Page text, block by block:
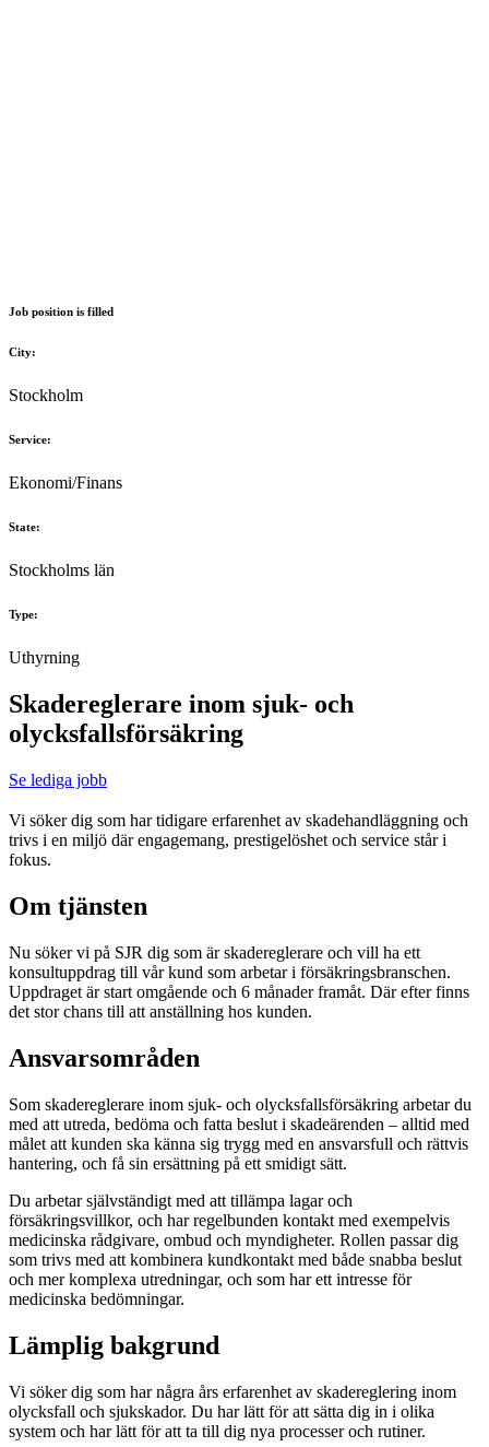
Job position is filled
City:
Stockholm
Service:
Ekonomi/Finans
State:
Stockholms län
Type:
Uthyrning
Skadereglerare inom sjuk- och
olycksfallsförsäkring
Se lediga jobb
Vi söker dig som har tidigare erfarenhet av skadehandläggning och
trivs i en miljö där engagemang, prestigelöshet och service står i
fokus.
Om tjänsten
Nu söker vi på SJR dig som är skadereglerare och vill ha ett
konsultuppdrag till vår kund som arbetar i försäkringsbranschen.
Uppdraget är start omgående och 6 månader framåt. Där efter finns
det stor chans till att anställning hos kunden.
Ansvarsområden
Som skadereglerare inom sjuk- och olycksfallsförsäkring arbetar du
med att utreda, bedöma och fatta beslut i skadeärenden – alltid med
målet att kunden ska känna sig trygg med en ansvarsfull och rättvis
hantering, och få sin ersättning på ett smidigt sätt.
Du arbetar självständigt med att tillämpa lagar och
försäkringsvillkor, och har regelbunden kontakt med exempelvis
medicinska rådgivare, ombud och myndigheter. Rollen passar dig
som trivs med att kombinera kundkontakt med både snabba beslut
och mer komplexa utredningar, och som har ett intresse för
medicinska bedömningar.
Lämplig bakgrund
Vi söker dig som har några års erfarenhet av skadereglering inom
olycksfall och sjukskador. Du har lätt för att sätta dig in i olika
system och har lätt för att ta till dig nya processer och rutiner.